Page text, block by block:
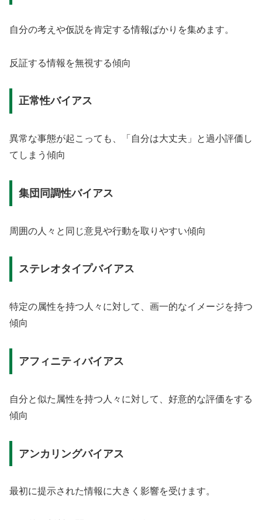
自分の考えや仮説を肯定する情報ばかりを集めます。
反証する情報を無視する傾向
正常性バイアス
異常な事態が起こっても、「自分は大丈夫」と過小評価し
てしまう傾向
集団同調性バイアス
周囲の人々と同じ意見や行動を取りやすい傾向
ステレオタイプバイアス
特定の属性を持つ人々に対して、画一的なイメージを持つ
傾向
アフィニティバイアス
自分と似た属性を持つ人々に対して、好意的な評価をする
傾向
アンカリングバイアス
最初に提示された情報に大きく影響を受けます。